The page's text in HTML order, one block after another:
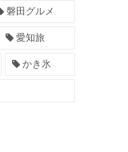
磐田グルメ
愛知旅
かき氷